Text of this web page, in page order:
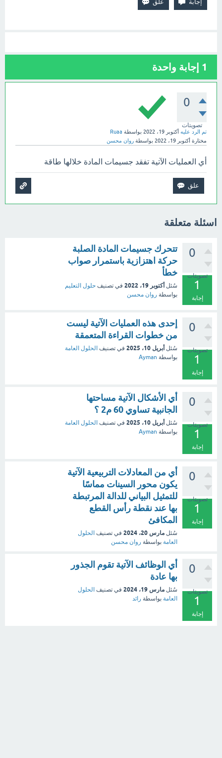
1 إجابة واحدة
0
تصويتات
تم الرد عليه أكتوبر 19، 2022 بواسطة Ruaa
مختارة أكتوبر 19، 2022 بواسطة روان محسن
أي العمليات الآتية تفقد جسيمات المادة خلالها طاقة
اسئلة متعلقة
0
تصويتات
1
إجابة
تتحرك جسيمات المادة الصلبة
حركة اهتزازية باستمرار صواب
خطأ
سُئل أكتوبر 19، 2022 في تصنيف حلول التعليم
بواسطة روان محسن
0
تصويتات
1
إجابة
إحدى هذه العمليات الآتية ليست
من خطوات القراءة المتعمقة
سُئل أبريل 10، 2025 في تصنيف الحلول العامة
بواسطة Ayman
0
تصويتات
1
إجابة
أي الأشكال الآتية مساحتها
الجانبية تساوي 60 م2 ؟
سُئل أبريل 10، 2025 في تصنيف الحلول العامة
بواسطة Ayman
0
تصويتات
1
إجابة
أي من المعادلات التربيعية الآتية
يكون محور السينات مماسًا
للتمثيل البياني للدالة المرتبطة
بها عند نقطة رأس القطع
المكافئ
سُئل مارس 20، 2024 في تصنيف الحلول
العامة بواسطة روان محسن
0
تصويتات
1
إجابة
أي الوظائف الآتية تقوم الجذور
بها عادة
سُئل مارس 19، 2024 في تصنيف الحلول
العامة بواسطة رائد